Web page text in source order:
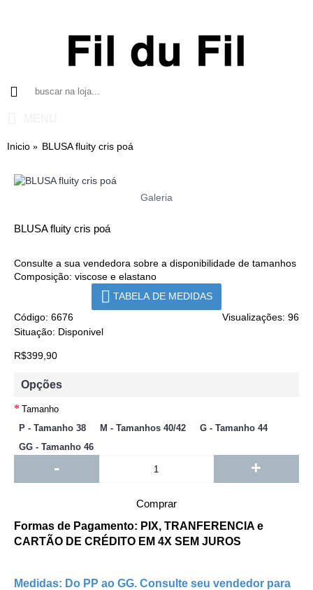
Inicio BLUSA fluity cris poá
Galeria
BLUSA fluity cris poá
Consulte a sua vendedora sobre a disponibilidade de tamanhos
Composição: viscose e elastano
TABELA DE MEDIDAS
Visualizações: 96
Código: 6676
Situação: Disponivel
R$399,90
Opções
Tamanho
P - Tamanho 38
M - Tamanhos 40/42
G - Tamanho 44
GG - Tamanho 46
- +
Comprar
Formas de Pagamento: PIX, TRANFERENCIA e
CARTÃO DE CRÉDITO EM 4X SEM JUROS
Medidas: Do PP ao GG. Consulte seu vendedor para